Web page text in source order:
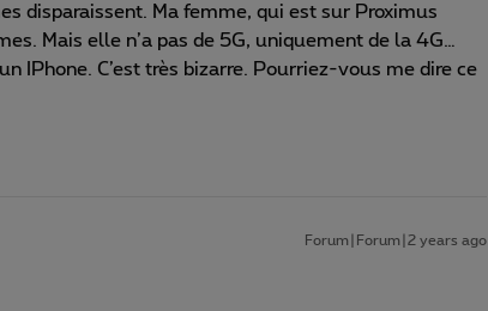
disparaissent. Ma femme, qui est sur Proximus
Mais elle n’a pas de 5G, uniquement de la 4G…
IPhone. C’est très bizarre. Pourriez-vous me dire ce
Forum|Forum|2 years ago